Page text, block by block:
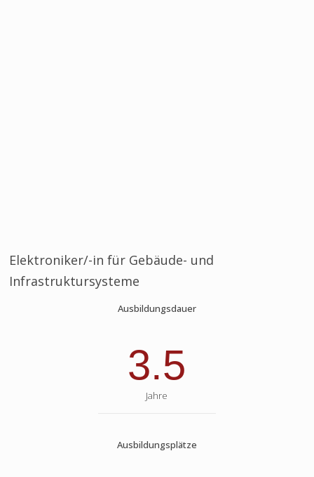
Elektroniker/-in für Gebäude- und
Infrastruktursysteme
Ausbildungsdauer
3.5
Jahre
Ausbildungsplätze